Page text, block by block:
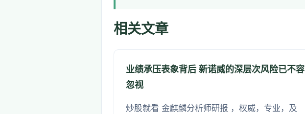
相关文章
业绩承压表象背后 新诺威的深层次风险已不容
忽视
炒股就看 金麒麟分析师研报 ，权威，专业，及